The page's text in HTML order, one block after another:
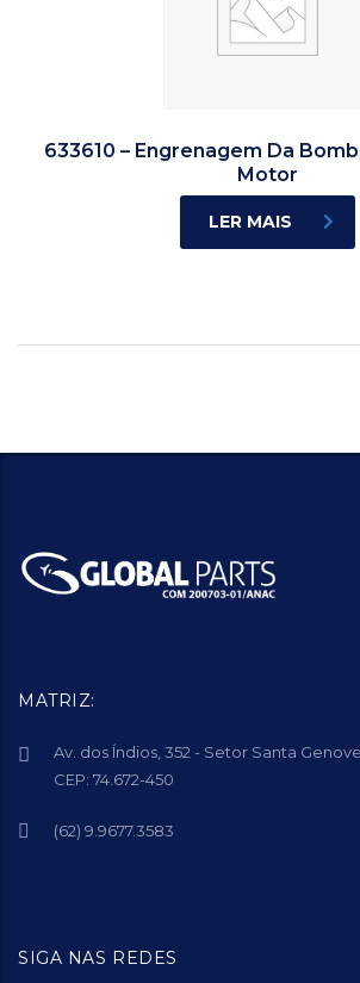
633610 – Engrenagem Da
Motor
LER MAIS
MATRIZ:
Av. dos Índios, 352 - Setor Santa
CEP: 74.672-450
(62) 9.9677.3583
SIGA NAS REDES